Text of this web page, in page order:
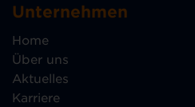
Unternehmen
Home
Über uns
Aktuelles
Karriere